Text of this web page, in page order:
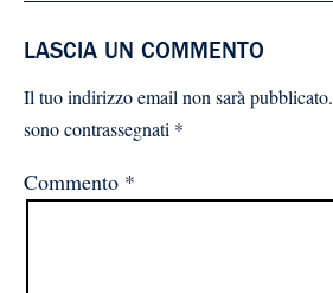
LASCIA UN COMMENTO
Il tuo indirizzo email non sarà pubblicato.
sono contrassegnati *
Commento *